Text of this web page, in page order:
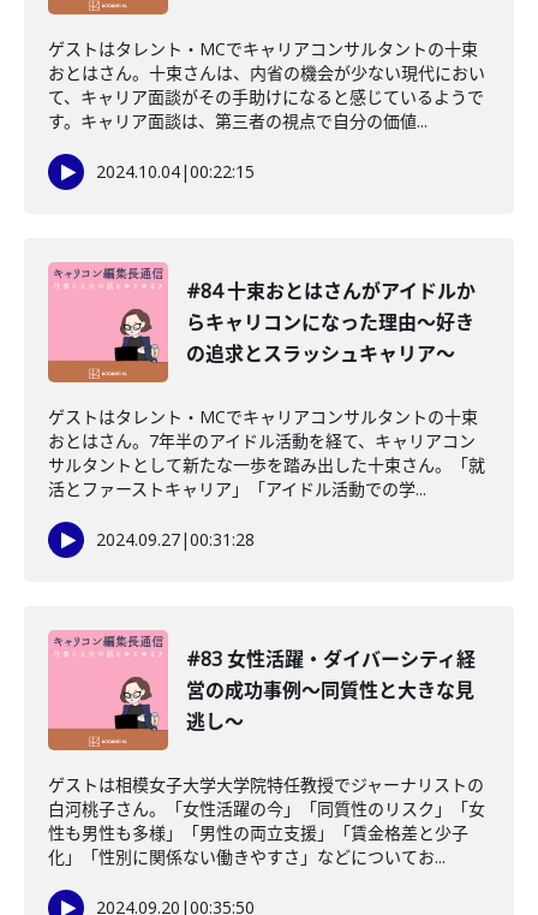
ゲストはタレント・MCでキャリアコンサルタントの十束
おとはさん。十束さんは、内省の機会が少ない現代におい
て、キャリア面談がその手助けになると感じているようで
す。キャリア面談は、第三者の視点で自分の価値...
2024.10.04|00:22:15
#84 十束おとはさんがアイドルか
らキャリコンになった理由〜好き
の追求とスラッシュキャリア〜
ゲストはタレント・MCでキャリアコンサルタントの十束
おとはさん。7年半のアイドル活動を経て、キャリアコン
サルタントとして新たな一歩を踏み出した十束さん。「就
活とファーストキャリア」「アイドル活動での学...
2024.09.27|00:31:28
#83 女性活躍・ダイバーシティ経
営の成功事例〜同質性と大きな見
逃し〜
ゲストは相模女子大学大学院特任教授でジャーナリストの
白河桃子さん。「女性活躍の今」「同質性のリスク」「女
性も男性も多様」「男性の両立支援」「賃金格差と少子
化」「性別に関係ない働きやすさ」などについてお...
2024.09.20 |00:35:50